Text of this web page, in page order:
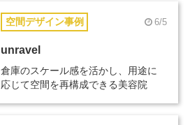
空間デザイン事例 6/5
unravel
倉庫のスケール感を活かし、用途に
応じて空間を再構成できる美容院